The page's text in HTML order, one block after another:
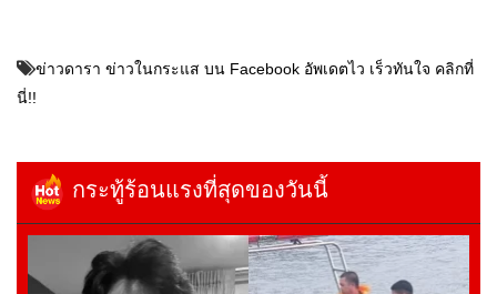
ข่าวดารา ข่าวในกระแส บน Facebook อัพเดตไว เร็วทันใจ คลิกที่
นี่!!
กระทู้ร้อนแรงที่สุดของวันนี้